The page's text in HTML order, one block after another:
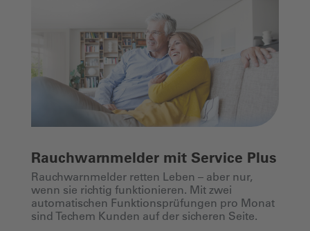
Rauchwarnmelder mit Service Plus
Rauchwarnmelder retten Leben – aber nur,
wenn sie richtig funktionieren. Mit zwei
automatischen Funktionsprüfungen pro Monat
sind Techem Kunden auf der sicheren Seite.